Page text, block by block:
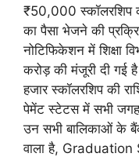
₹50,000 स्कॉलरशिप
का पैसा भेजने की
नोटिफिकेशन में शिक्षा
करोड़ की मंजूरी दी गई
हजार स्कॉलरशिप की
पेमेंट स्टेटस में सभी जगह
उन सभी बालिकाओं के
वाला है,